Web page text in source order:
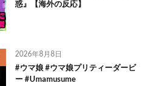
惑』【海外の反応】
2026年8月8日
#ウマ娘 #ウマ娘プリティーダービ
ー #Umamusume